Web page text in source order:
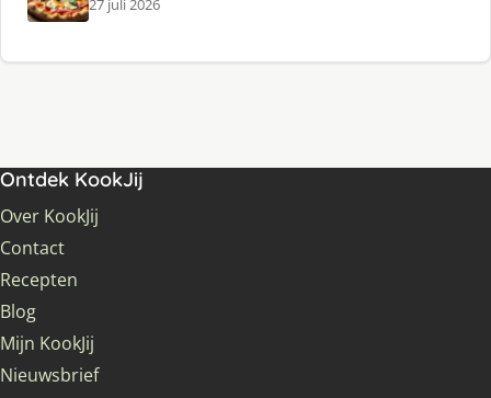
27 juli 2026
Ontdek KookJij
Over KookJij
Contact
Recepten
Blog
Mijn KookJij
Nieuwsbrief